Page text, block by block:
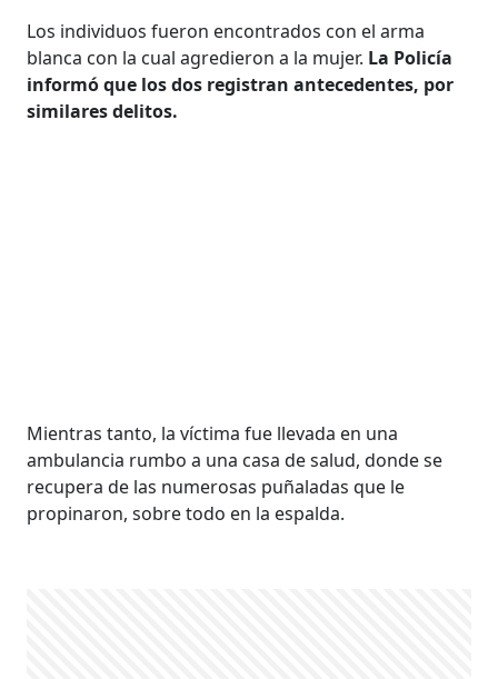
Los individuos fueron encontrados con el arma
blanca con la cual agredieron a la mujer. La Policía
informó que los dos registran antecedentes, por
similares delitos.
Mientras tanto, la víctima fue llevada en una
ambulancia rumbo a una casa de salud, donde se
recupera de las numerosas puñaladas que le
propinaron, sobre todo en la espalda.